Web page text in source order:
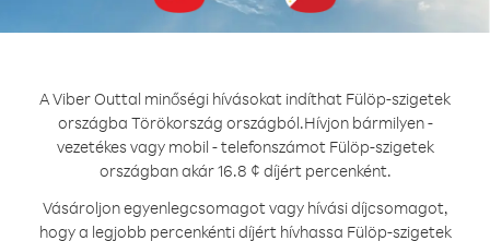
A Viber Outtal minőségi hívásokat indíthat Fülöp-szigetek
országba Törökország országból.Hívjon bármilyen -
vezetékes vagy mobil - telefonszámot Fülöp-szigetek
országban akár 16.8 ¢ díjért percenként.
Vásároljon egyenlegcsomagot vagy hívási díjcsomagot,
hogy a legjobb percenkénti díjért hívhassa Fülöp-szigetek